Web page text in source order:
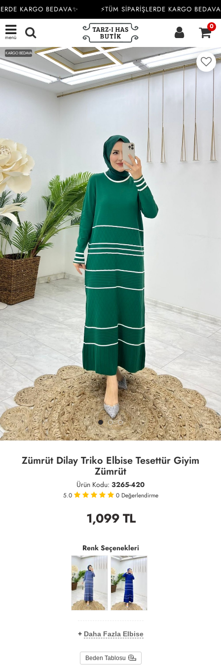
KARGO BEDAVA✨ ⚡TÜM SİPARİŞLERDE KARGO
menü
0
KARGO BEDAVA
Zümrüt Dilay Triko Elbise Tesettür Giyim
Zümrüt
Ürün Kodu: 3265-420
5.0 0 Değerlendirme
1,099TL
Renk Seçenekleri
+ Daha Fazla Elbise
Beden Tablosu